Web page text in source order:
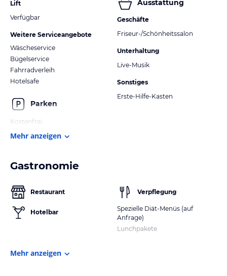
Lift
Verfügbar
Weitere Serviceangebote
Wäscheservice
Bügelservice
Fahrradverleih
Hotelsafe
Parken
Kostenfrei
Ausstattung
Geschäfte
Friseur-/Schönheitssalon
Unterhaltung
Live-Musik
Sonstiges
Erste-Hilfe-Kasten
Mehr anzeigen
Gastronomie
Restaurant
Hotelbar
Verpflegung
Spezielle Diät-Menüs (auf
Anfrage)
Lunchpakete
Mehr anzeigen